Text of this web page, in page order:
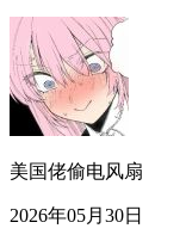
美国佬偷电风扇
2026年05月30日